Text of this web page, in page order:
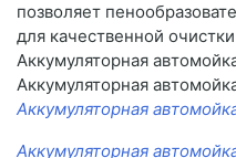
позволяет
для качественной
Аккумуляторная
Аккумуляторная
Аккумуляторная
Аккумуляторная